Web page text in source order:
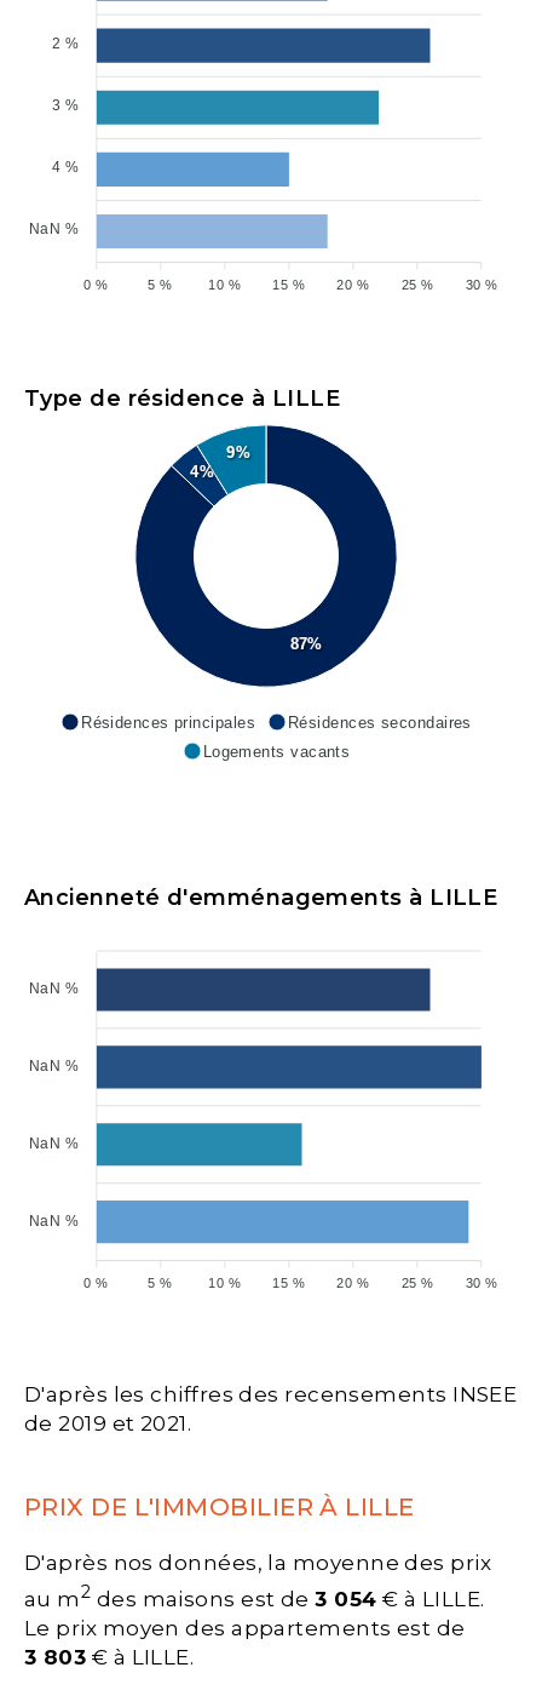
2 %
3 %
4 %
NaN %
30 %
25 %
20 %
15 %
10 %
5 %
0 %
Type de résidence à LILLE
87%
4%
9%
Résidences principales
Résidences secondaires
Logements vacants
Ancienneté d'emménagements à LILLE
NaN %
NaN %
NaN %
NaN %
30 %
25 %
20 %
15 %
10 %
5 %
0 %
D'après les chiffres des recensements INSEE
de 2019 et 2021.
PRIX DE L'IMMOBILIER À LILLE
D'après nos données, la moyenne des prix
au m2 des maisons est de3 054 € à LILLE.
Le prix moyen des appartements est de
3 803 € à LILLE.